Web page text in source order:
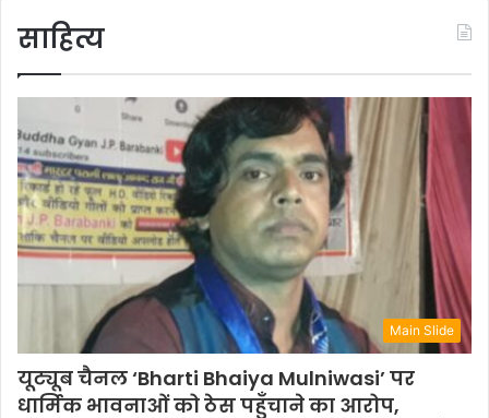
साहित्य
Main Slide
यूट्यूब चैनल ‘Bharti Bhaiya Mulniwasi’ पर
धार्मिक भावनाओं को ठेस पहुँचाने का आरोप,